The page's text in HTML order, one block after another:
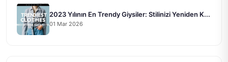
2023 Yılının En Trendy Giysiler: Stilinizi Yeniden K...
01 Mar 2026